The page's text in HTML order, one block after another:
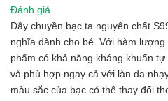
Đánh giá
Dây chuyền bạc ta nguyên chất
nghĩa dành cho bé. Với hàm
phẩm có khả năng kháng khuẩn
và phù hợp ngay cả với làn da
màu sắc của bạc có thể thay đổi